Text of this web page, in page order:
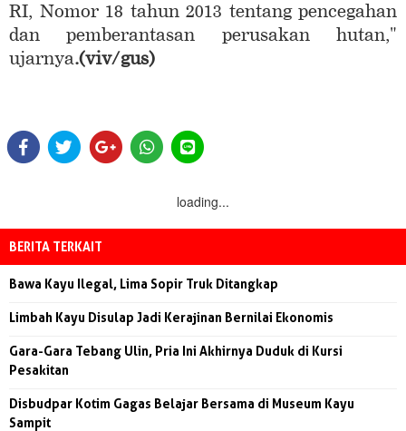
RI, Nomor 18 tahun 2013 tentang pencegahan
dan pemberantasan perusakan hutan,"
ujarnya.(viv/gus)
loading...
BERITA TERKAIT
Bawa Kayu Ilegal, Lima Sopir Truk Ditangkap
Limbah Kayu Disulap Jadi Kerajinan Bernilai Ekonomis
Gara-Gara Tebang Ulin, Pria Ini Akhirnya Duduk di Kursi
Pesakitan
Disbudpar Kotim Gagas Belajar Bersama di Museum Kayu
Sampit